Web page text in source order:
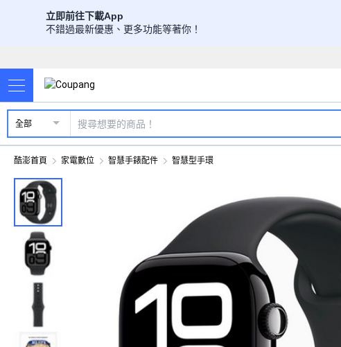
立即前往下載App
不錯過最新優惠、更多功能等著你！
全部
酷澎首頁 家電數位 智慧手錶配件 智慧型手環